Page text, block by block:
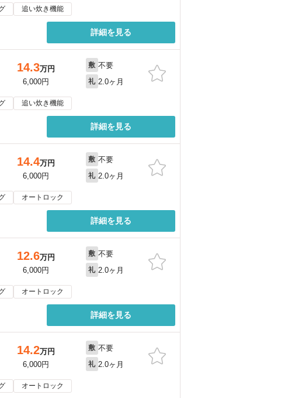
追い炊き機能
詳細を見る
14.3万円
6,000円
敷 不要
礼 2.0ヶ月
追い炊き機能
詳細を見る
14.4万円
6,000円
敷 不要
礼 2.0ヶ月
オートロック
詳細を見る
12.6万円
6,000円
敷 不要
礼 2.0ヶ月
オートロック
詳細を見る
14.2万円
6,000円
敷 不要
礼 2.0ヶ月
オートロック